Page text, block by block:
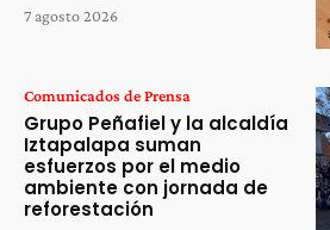
7 agosto 2026
Comunicados de Prensa
Grupo Peñafiel y la alcaldía
Iztapalapa suman
esfuerzos por el medio
ambiente con jornada de
reforestación